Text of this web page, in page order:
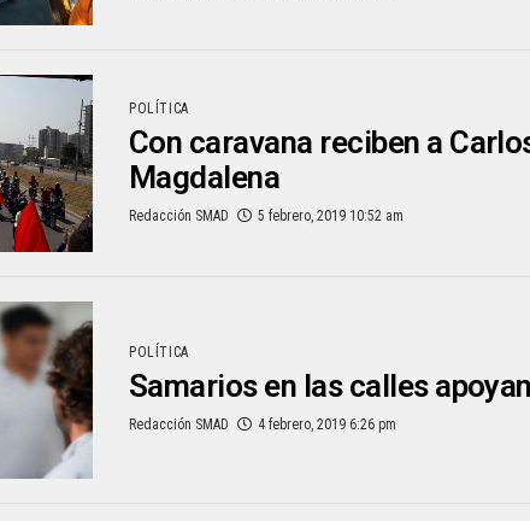
POLÍTICA
Con caravana reciben a
Magdalena
Redacción SMAD 5 febrero, 2019 10:52 am
POLÍTICA
Samarios en las calles
Redacción SMAD 4 febrero, 2019 6:26 pm